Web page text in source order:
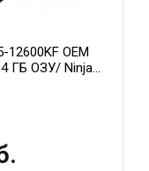
OEM
ГБ ОЗУ/ Ninja
DP HDMI 2/